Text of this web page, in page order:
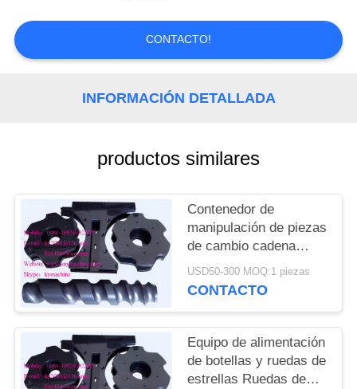
UNA
COTIZACIÓN
PRIVACY
POLICY
CONTACTO!
INFORMACIÓN DETALLADA
productos similares
Contenedor de
manipulación de piezas
de cambio cadena
transportadora para
cerveza línea de
alimentación China
fabricante
USD50-300 MOQ:1 piezas
CONTACTO
Equipo de alimentación
de botellas y ruedas de
estrellas Ruedas de